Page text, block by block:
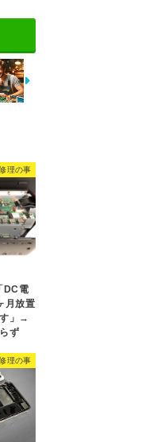
理の事
DC電
月放置
」→
ず
理の事